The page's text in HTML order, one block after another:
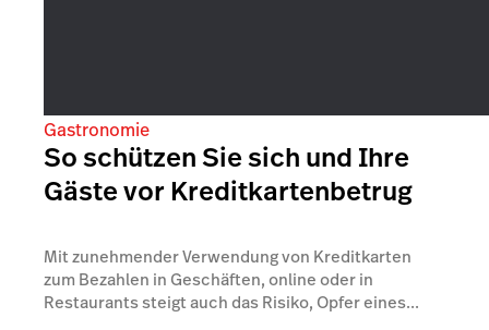
Gastronomie
So schützen Sie sich und Ihre
Gäste vor Kreditkartenbetrug
Mit zunehmender Verwendung von Kreditkarten
zum Bezahlen in Geschäften, online oder in
Restaurants steigt auch das Risiko, Opfer eines...